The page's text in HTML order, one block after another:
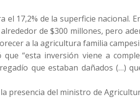
17,2% de la superficie nacional.
de $300 millones, pero
a la agricultura familia
que “esta inversión viene a
que estaban dañados (…)
presencia del ministro de